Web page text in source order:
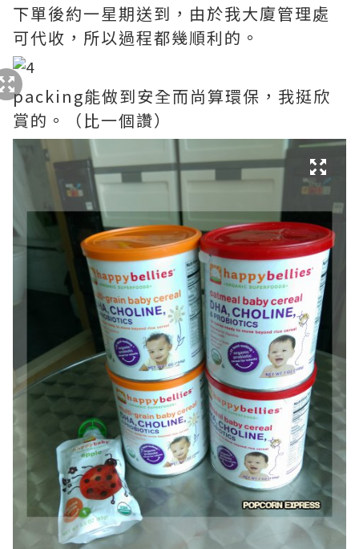
下單後約一星期送到，由於我大廈管理處
可代收，所以過程都幾順利的。
packing能做到安全而尚算環保，我挺欣
賞的。（比一個讚）